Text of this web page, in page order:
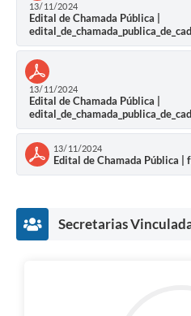
13/11/2024
Edital de Chamada Pública |
13/11/2024
Edital de Chamada Pública |
13/11/2024
Edital de Chamada Pública |
Secretarias